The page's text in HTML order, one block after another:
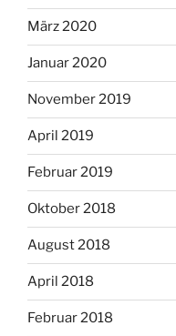
März 2020
Januar 2020
November 2019
April 2019
Februar 2019
Oktober 2018
August 2018
April 2018
Februar 2018